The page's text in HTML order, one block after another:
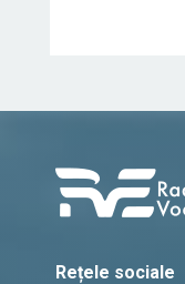
Rețele sociale